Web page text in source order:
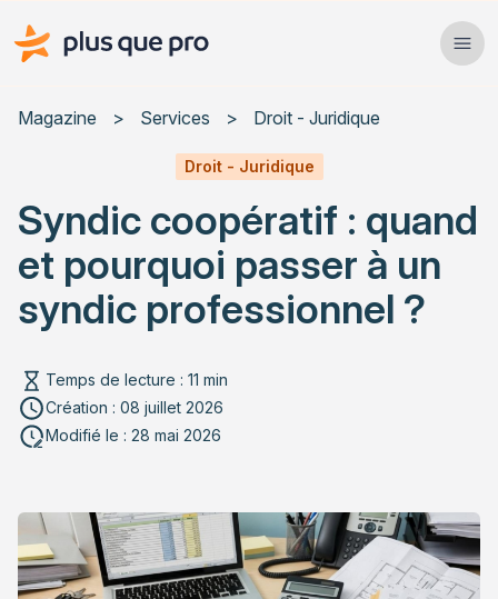
Plus que pro Mag'
Services
Actualités
Rechercher un article
Magazine > Services > Droit - Juridique
Droit - Juridique
Syndic coopératif : quand
et pourquoi passer à un
syndic professionnel ?
Temps de lecture : 11 min
Création : 08 juillet 2026
Modifié le : 28 mai 2026
Comprendre le fonctionnement du syndic coopératif